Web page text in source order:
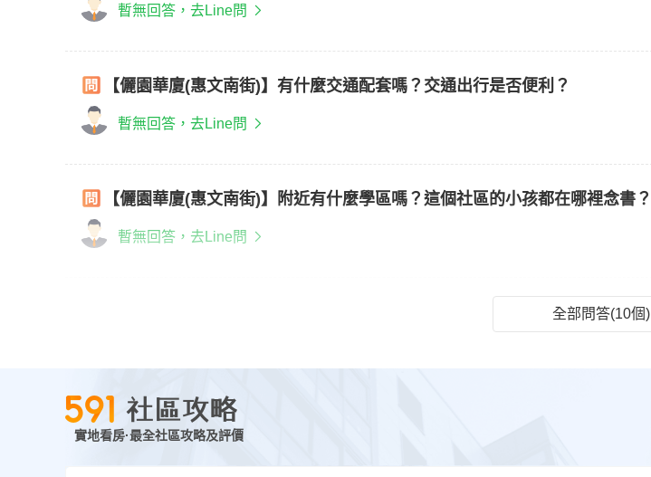
暫無回答，去Line問
【儷園華廈(惠文南街)】有什麼交通配套嗎？交通出行是否便利？
暫無回答，去Line問
【儷園華廈(惠文南街)】附近有什麼學區嗎？這個社區的小孩都在哪裡念書？
暫無回答，去Line問
全部問答(10個)
實地看房·最全社區攻略及評價